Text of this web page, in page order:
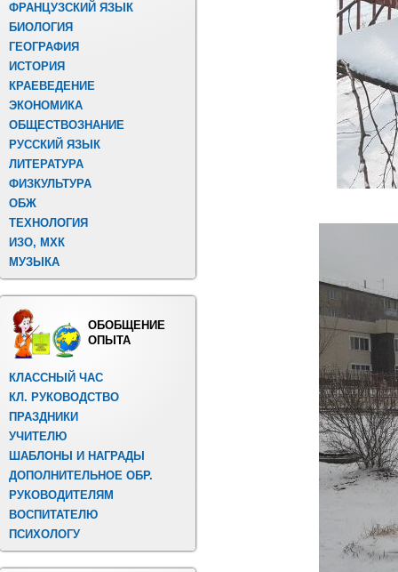
ФРАНЦУЗСКИЙ ЯЗЫК
БИОЛОГИЯ
ГЕОГРАФИЯ
ИСТОРИЯ
КРАЕВЕДЕНИЕ
ЭКОНОМИКА
ОБЩЕСТВОЗНАНИЕ
РУССКИЙ ЯЗЫК
ЛИТЕРАТУРА
ФИЗКУЛЬТУРА
ОБЖ
ТЕХНОЛОГИЯ
ИЗО, МХК
МУЗЫКА
ОБОБЩЕНИЕ
ОПЫТА
КЛАССНЫЙ ЧАС
КЛ. РУКОВОДСТВО
ПРАЗДНИКИ
УЧИТЕЛЮ
ШАБЛОНЫ И НАГРАДЫ
ДОПОЛНИТЕЛЬНОЕ ОБР.
РУКОВОДИТЕЛЯМ
ВОСПИТАТЕЛЮ
ПСИХОЛОГУ